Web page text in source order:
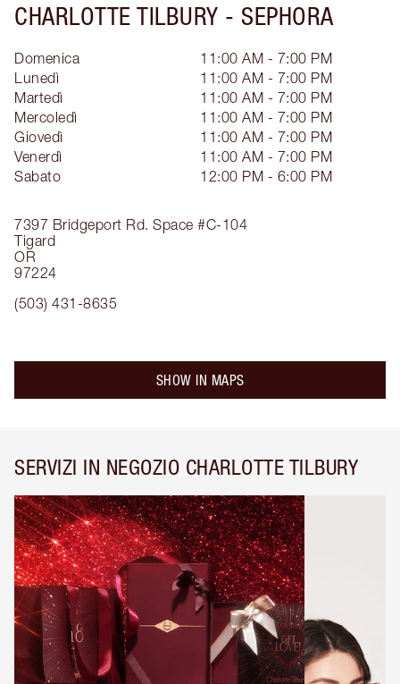
CHARLOTTE TILBURY - SEPHORA
7397 Bridgeport Rd. Space #C-104
Tigard
OR
97224
(503) 431-8635
Domenica
11:00 AM - 7:00 PM
Lunedì
11:00 AM - 7:00 PM
Martedì
11:00 AM - 7:00 PM
Mercoledì
11:00 AM - 7:00 PM
Giovedì
11:00 AM - 7:00 PM
Venerdì
11:00 AM - 7:00 PM
Sabato
12:00 PM - 6:00 PM
SHOW IN MAPS
SERVIZI IN NEGOZIO CHARLOTTE TILBURY